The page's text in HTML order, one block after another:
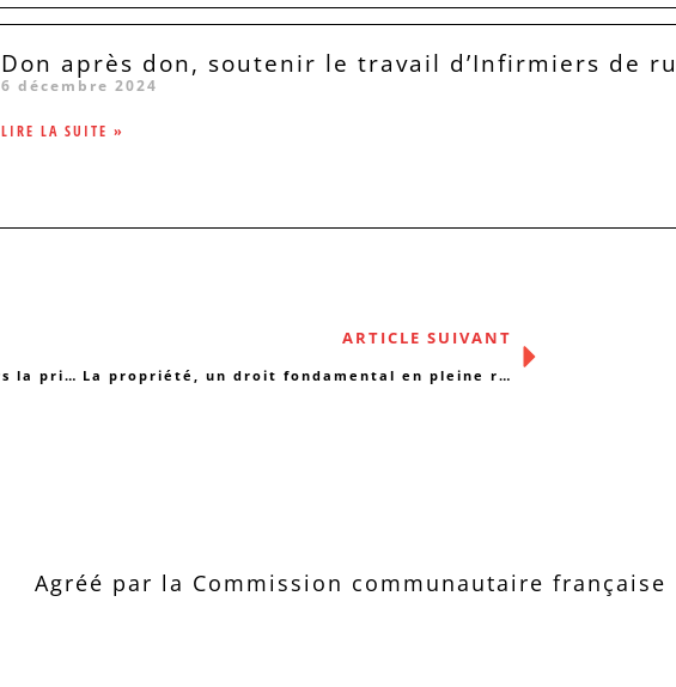
Don après don, soutenir le travail d’Infirmiers de
6 décembre 2024
LIRE LA SUITE »
16/11 au 1/12 – Après la prison, toujours la prison ?
ARTICLE SUIVANT
La propriété, un droit fondamental en pleine recomposition
Agréé par la Commission communautaire